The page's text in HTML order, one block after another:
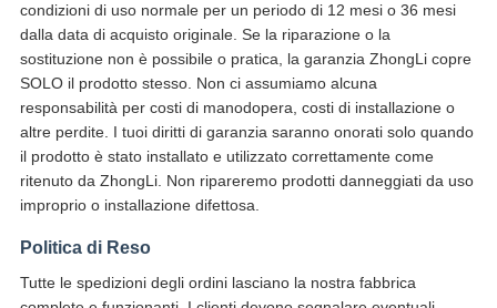
condizioni di uso normale per un periodo di 12 mesi o 36 mesi
dalla data di acquisto originale. Se la riparazione o la
sostituzione non è possibile o pratica, la garanzia ZhongLi copre
SOLO il prodotto stesso. Non ci assumiamo alcuna
responsabilità per costi di manodopera, costi di installazione o
altre perdite. I tuoi diritti di garanzia saranno onorati solo quando
il prodotto è stato installato e utilizzato correttamente come
ritenuto da ZhongLi. Non ripareremo prodotti danneggiati da uso
improprio o installazione difettosa.
Politica di Reso
Tutte le spedizioni degli ordini lasciano la nostra fabbrica